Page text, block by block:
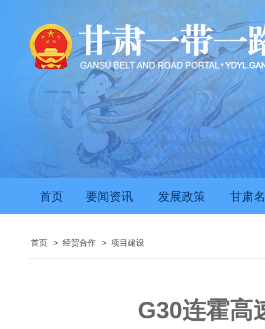
首页 要闻资讯 发展政策 甘肃
首页 > 经贸合作 > 项目建设
G30连霍高